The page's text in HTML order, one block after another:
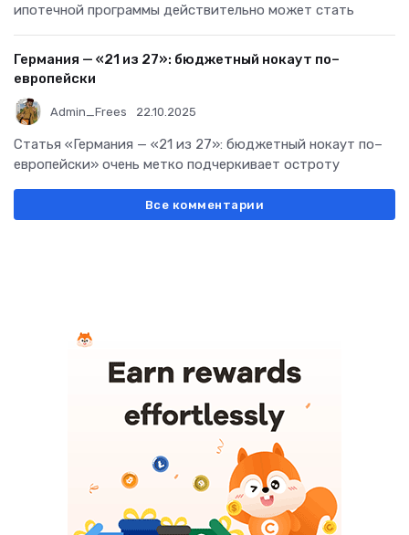
ипотечной программы действительно может стать
Германия — «21 из 27»: бюджетный нокаут по–
европейски
Admin_Frees 22.10.2025
Статья «Германия — «21 из 27»: бюджетный нокаут по–
европейски» очень метко подчеркивает остроту
Все комментарии